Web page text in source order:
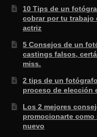
10 Tips de un
cobrar por tu trabajo
actriz
5 Consejos de un
castings falsos,
miss.
2 tips de un
proceso de elección
Los 2 mejores
promocionarte como
nuevo